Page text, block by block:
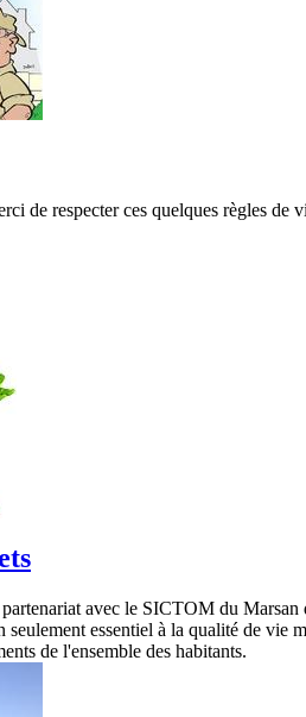
de respecter ces quelques règles de
avec le SICTOM du Marsan
seulement essentiel à la qualité de
de l'ensemble des habitants.